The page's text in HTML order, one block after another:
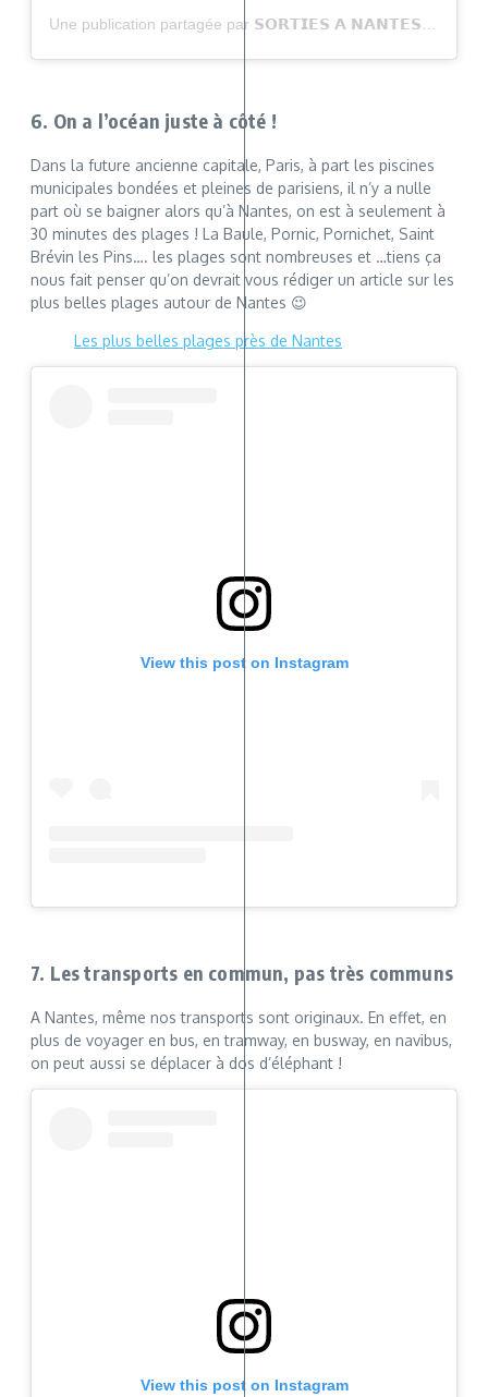
Une publication partagée par 𝗦𝗢𝗥𝗧𝗜𝗘𝗦 𝗔 𝗡𝗔𝗡𝗧𝗘𝗦 (@sortiesanantes)
6. On a l’océan juste à côté !
Dans la future ancienne capitale, Paris, à part les piscines
municipales bondées et pleines de parisiens, il n’y a nulle
part où se baigner alors qu’à Nantes, on est à seulement à
30 minutes des plages ! La Baule, Pornic, Pornichet, Saint
Brévin les Pins…. les plages sont nombreuses et …tiens ça
nous fait penser qu’on devrait vous rédiger un article sur les
plus belles plages autour de Nantes 😉
Les plus belles plages près de Nantes
View this post on Instagram
7. Les transports en commun, pas très communs
A Nantes, même nos transports sont originaux. En effet, en
plus de voyager en bus, en tramway, en busway, en navibus,
on peut aussi se déplacer à dos d’éléphant !
View this post on Instagram